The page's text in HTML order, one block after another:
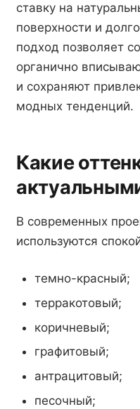
ставку на
поверхности и
подход позволяет
органично
и сохраняют
модных тенденций.
Какие
В современных
используются
темно-красный;
терракотовый;
коричневый;
графитовый;
антрацитовый;
песочный;